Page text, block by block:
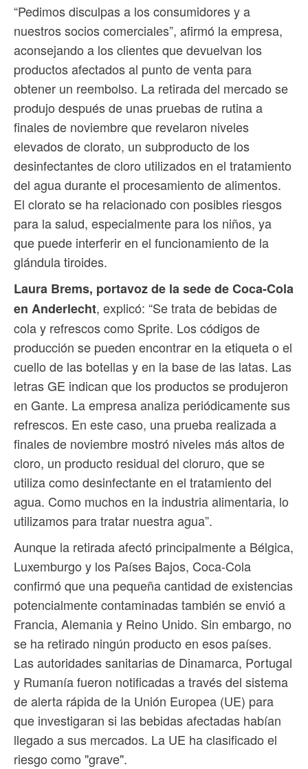
“Pedimos disculpas a los consumidores y a
nuestros socios comerciales”, afirmó la empresa,
aconsejando a los clientes que devuelvan los
productos afectados al punto de venta para
obtener un reembolso. La retirada del mercado se
produjo después de unas pruebas de rutina a
finales de noviembre que revelaron niveles
elevados de clorato, un subproducto de los
desinfectantes de cloro utilizados en el tratamiento
del agua durante el procesamiento de alimentos.
El clorato se ha relacionado con posibles riesgos
para la salud, especialmente para los niños, ya
que puede interferir en el funcionamiento de la
glándula tiroides.
Laura Brems, portavoz de la sede de Coca-Cola
en Anderlecht, explicó: “Se trata de bebidas de
cola y refrescos como Sprite. Los códigos de
producción se pueden encontrar en la etiqueta o el
cuello de las botellas y en la base de las latas. Las
letras GE indican que los productos se produjeron
en Gante. La empresa analiza periódicamente sus
refrescos. En este caso, una prueba realizada a
finales de noviembre mostró niveles más altos de
cloro, un producto residual del cloruro, que se
utiliza como desinfectante en el tratamiento del
agua. Como muchos en la industria alimentaria, lo
utilizamos para tratar nuestra agua”.
Aunque la retirada afectó principalmente a Bélgica,
Luxemburgo y los Países Bajos, Coca-Cola
confirmó que una pequeña cantidad de existencias
potencialmente contaminadas también se envió a
Francia, Alemania y Reino Unido. Sin embargo, no
se ha retirado ningún producto en esos países.
Las autoridades sanitarias de Dinamarca, Portugal
y Rumanía fueron notificadas a través del sistema
de alerta rápida de la Unión Europea (UE) para
que investigaran si las bebidas afectadas habían
llegado a sus mercados. La UE ha clasificado el
riesgo como "grave".